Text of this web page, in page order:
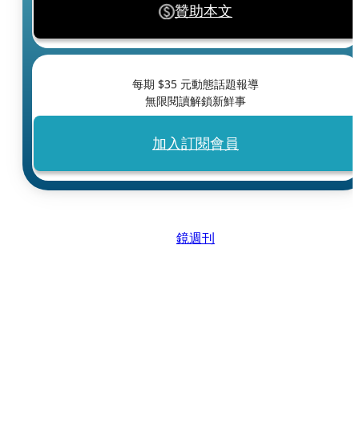
贊助本文
每期 $35 元動態話題報導
無限閱讀解鎖新鮮事
加入訂閱會員
鏡週刊